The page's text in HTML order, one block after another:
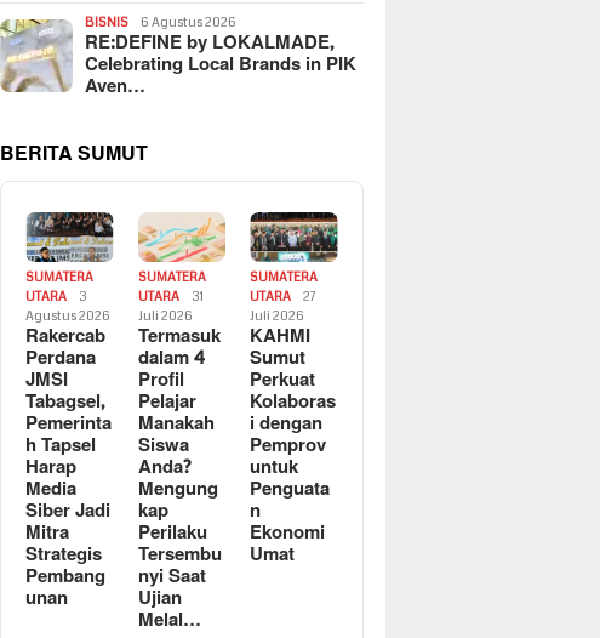
BISNIS 6 Agustus 2026
RE:DEFINE by LOKALMADE,
Celebrating Local Brands in PIK
Aven…
BERITA SUMUT
SUMATERA
UTARA
3
Agustus 2026
Rakercab
Perdana
JMSI
Tabagsel,
Pemerinta
h Tapsel
Harap
Media
Siber Jadi
Mitra
Strategis
Pembang
unan
SUMATERA
UTARA
31
Juli 2026
Termasuk
dalam 4
Profil
Pelajar
Manakah
Siswa
Anda?
Mengung
kap
Perilaku
Tersembu
nyi Saat
Ujian
Melal…
SUMATERA
UTARA
27
Juli 2026
KAHMI
Sumut
Perkuat
Kolaboras
i dengan
Pemprov
untuk
Penguata
n
Ekonomi
Umat